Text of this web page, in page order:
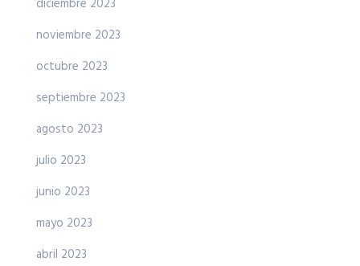
diciembre 2023
noviembre 2023
octubre 2023
septiembre 2023
agosto 2023
julio 2023
junio 2023
mayo 2023
abril 2023